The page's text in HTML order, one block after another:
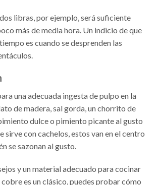
libras, por ejemplo, será suficiente
más de media hora. Un indicio de que
es cuando se desprenden las
una adecuada ingesta de pulpo en la
de madera, sal gorda, un chorrito de
dulce o pimiento picante al gusto
sirve con cachelos, estos van en el centro
se sazonan al gusto.
y un material adecuado para cocinar
es un clásico, puedes probar cómo